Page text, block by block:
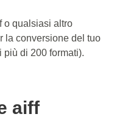
o qualsiasi altro
la conversione del tuo
più di 200 formati).
aiff